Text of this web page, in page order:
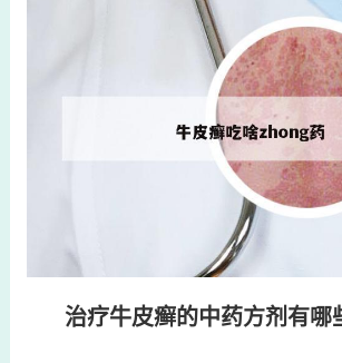
治疗牛皮癣的中药方剂有哪